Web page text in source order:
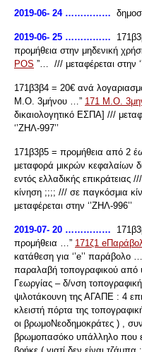
2019-06- 24 ……………
2019-06- 25 ……………
προμήθεια στην μηδενική
POS ”… /// μεταφέρεται στην
171β3β4 = 20€ ανά
Μ.Ο. 3μήνου …” 171 Μ.Ο.
δικαιολογητικό ΕΣΠΑ] ///
‘’ΖΗΛ-997’’
171β3β5 = προμήθεια από 2
μεταφορά μικρών κεφαλαίων
εντός ελλαδικής επικράτειας
κίνηση ;;;; /// σε παγκόσμια
μεταφέρεται στην ‘’ΖΗΛ-996’’
2019-07- 20 ……………
προμήθεια …” 171ζ1
κατάθεση για ‘’e’’ παράβολο
παραλαβή τοπογραφικού από
Γεωργίας – δ/νση
ψιλοτάκουνη της ΑΓΑΠΕ : 4
κλειστή πόρτα της
οι βρωμοΝεοδημοκράτες ) ,
βρωμοπασόκο υπάλληλο που